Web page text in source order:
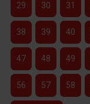
29 30 31
38 39 40
47 48 49
56 57 58